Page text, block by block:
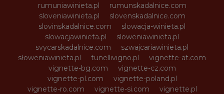
rumuniawinieta.pl
rumunskadalnice.com
sloveniawinieta.pl
slovenskadalnice.com
slovinskadalnice.com
slowacja-winieta.pl
slowacjawinieta.pl
sloweniawinieta.pl
svycarskadalnice.com
szwajcariawinieta.pl
słoweniawinieta.pl
tunellivigno.pl
vignette-at.com
vignette-bg.com
vignette-cz.com
vignette-pl.com
vignette-poland.pl
vignette-ro.com
vignette-si.com
vignette.pl